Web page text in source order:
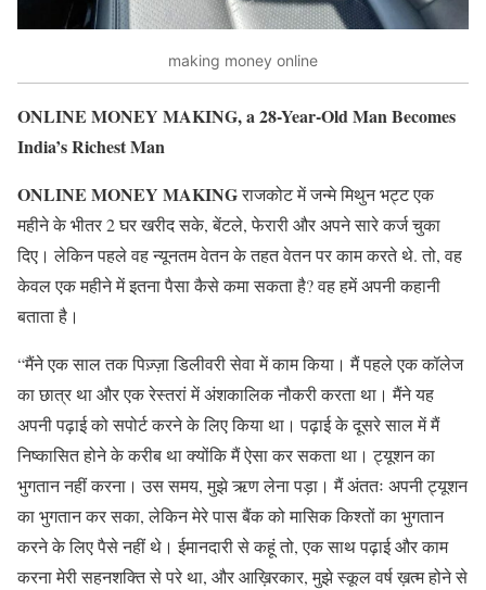
making money online
ONLINE MONEY MAKING, a 28-Year-Old Man Becomes
India’s Richest Man
ONLINE MONEY MAKINGराजकोट में जन्मे मिथुन भट्ट एक
महीने के भीतर 2 घर खरीद सके, बेंटले, फेरारी और अपने सारे कर्ज चुका
दिए। लेकिन पहले वह न्यूनतम वेतन के तहत वेतन पर काम करते थे. तो, वह
केवल एक महीने में इतना पैसा कैसे कमा सकता है? वह हमें अपनी कहानी
बताता है।
“मैंने एक साल तक पिज़्ज़ा डिलीवरी सेवा में काम किया। मैं पहले एक कॉलेज
का छात्र था और एक रेस्तरां में अंशकालिक नौकरी करता था। मैंने यह
अपनी पढ़ाई को सपोर्ट करने के लिए किया था। पढ़ाई के दूसरे साल में मैं
निष्कासित होने के करीब था क्योंकि मैं ऐसा कर सकता था। ट्यूशन का
भुगतान नहीं करना। उस समय, मुझे ऋण लेना पड़ा। मैं अंततः अपनी ट्यूशन
का भुगतान कर सका, लेकिन मेरे पास बैंक को मासिक किश्तों का भुगतान
करने के लिए पैसे नहीं थे। ईमानदारी से कहूं तो, एक साथ पढ़ाई और काम
करना मेरी सहनशक्ति से परे था, और आख़िरकार, मुझे स्कूल वर्ष ख़त्म होने से